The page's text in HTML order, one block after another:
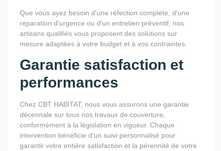
Que vous ayez besoin d'une réfection complète, d'une
réparation d'urgence ou d'un entretien préventif, nos
artisans qualifiés vous proposent des solutions sur
mesure adaptées à votre budget et à vos contraintes.
Garantie satisfaction et
performances
Chez CBT HABITAT, nous vous assurons une garantie
décennale sur tous nos travaux de couverture,
conformément à la législation en vigueur. Chaque
intervention bénéficie d'un suivi personnalisé pour
garantir votre entière satisfaction et la pérennité de votre